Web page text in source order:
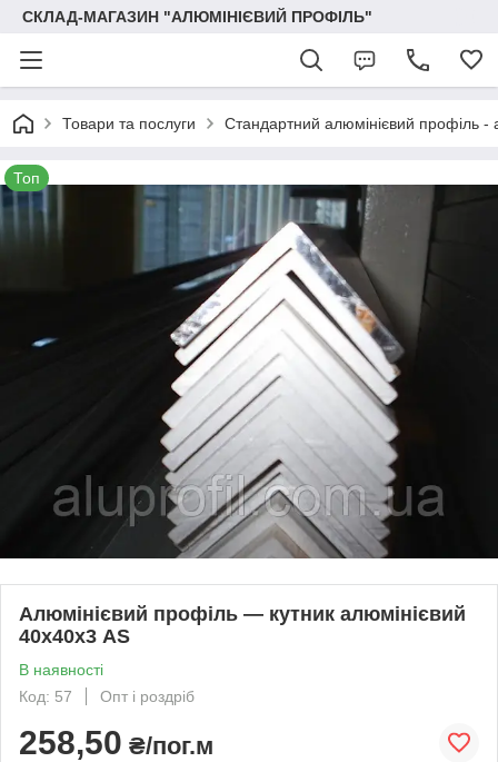
СКЛАД-МАГАЗИН "АЛЮМІНІЄВИЙ ПРОФІЛЬ"
Товари та послуги Стандартний алюмінієвий профіль -
Топ
Алюмінієвий профіль — кутник алюмінієвий
40х40х3 AS
В наявності
Код: 57
Опт і роздріб
258,50 ₴/пог.м